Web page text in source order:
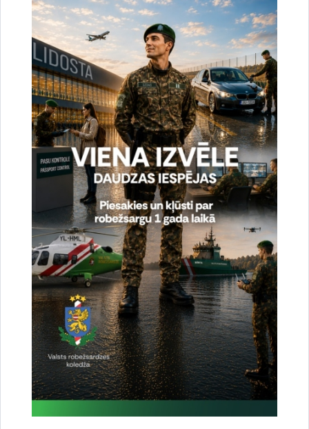
uzlabotu vietnes darbību un
pakalpojumus)
Reģistrē unikālu ID, kas tiek izmantots
statistisko datu iegūšanai par to, kā
apmeklētājs izmanto vietni.
2 gadi
_gat
Statistikas sīkdatnes (nepieciešamas, lai
uzlabotu vietnes darbību un
pakalpojumus)
Izmanto Google Analytics, lai samazinātu
pieprasījuma līmeni.
1 minūte
_gid
Statistikas sīkdatnes (nepieciešamas, lai
uzlabotu vietnes darbību un
pakalpojumus)